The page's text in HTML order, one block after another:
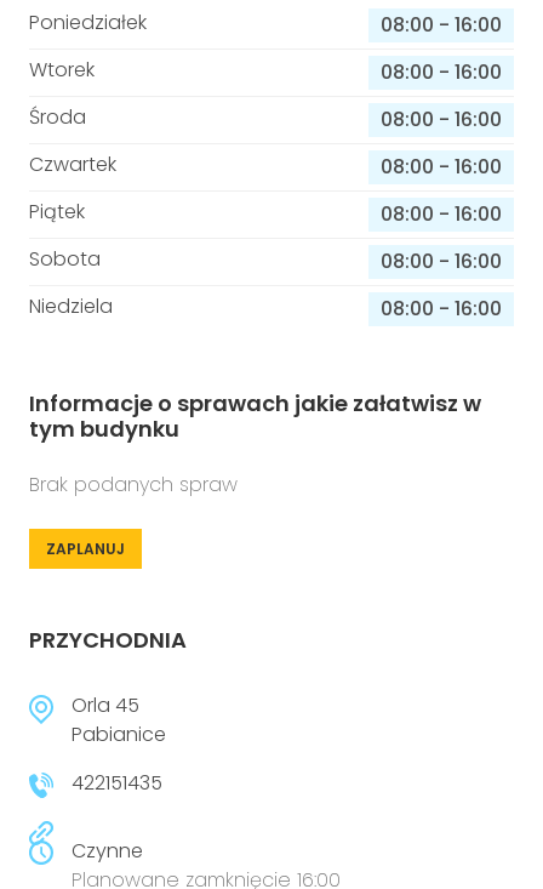
Poniedziałek 08:00 - 16:00
Wtorek
08:00 - 16:00
Środa
08:00 - 16:00
Czwartek
08:00 - 16:00
Piątek
08:00 - 16:00
Sobota
08:00 - 16:00
Niedziela
08:00 - 16:00
Informacje o sprawach jakie załatwisz w
tym budynku
Brak podanych spraw
ZAPLANUJ
PRZYCHODNIA
Orla 45
Pabianice
422151435
Czynne
Planowane zamknięcie 16:00